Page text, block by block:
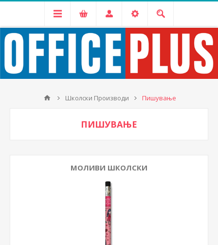
Школски Производи Пишување
ПИШУВАЊЕ
МОЛИВИ ШКОЛСКИ